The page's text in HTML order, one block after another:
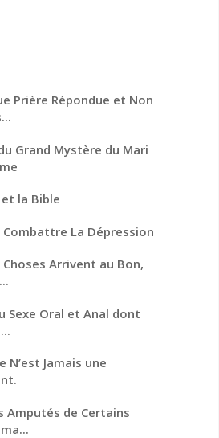
Prière Répondue et Non
Grand Mystère du Mari
la Bible
Combattre La Dépression
Arrivent au Bon,
Sexe Oral et Anal dont
N’est Jamais une
Amputés de Certains